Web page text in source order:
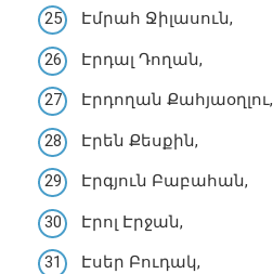
Էմրահ Ջիլասուն,
Էրդալ Դողան,
Էրդողան Քահյաօղլու,
Էրեն Քեսքին,
Էրգյուն Բաբահան,
Էրոլ Էրջան,
Էսեր Բուդակ,